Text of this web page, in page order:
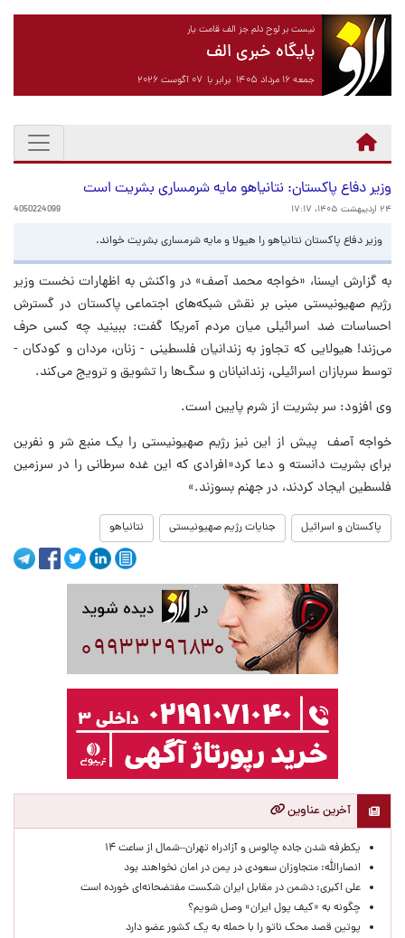
نیست بر لوح دلم جز الف قامت یار
پایگاه خبری الف
جمعه ۱۶ مرداد ۱۴۰۵ برابر با ۰۷ آگوست ۲۰۲۶
وزیر دفاع پاکستان: نتانیاهو مایه شرمساری بشریت است
۲۴ اردیبهشت ۱۴۰۵، ۱۷:۱۷ 4050224099
وزیر دفاع پاکستان نتانیاهو را هیولا و مایه شرمساری بشریت خواند.
به گزارش ایسنا، «خواجه محمد آصف» در واکنش به اظهارات نخست وزیر
رژیم صهیونیستی مبنی بر نقش شبکه‌های اجتماعی پاکستان در گسترش
احساسات ضد اسرائیلی میان مردم آمریکا گفت: ببینید چه کسی حرف
می‌زند! هیولایی که تجاوز به زندانیان فلسطینی - زنان، مردان و کودکان -
توسط سربازان اسرائیلی، زندانبانان و سگ‌ها را تشویق و ترویج می‌کند.
وی افزود: سر بشریت از شرم پایین است.
خواجه آصف پیش از این نیز رژیم صهیونیستی را یک منبع شر و نفرین
برای بشریت دانسته و دعا کرد«افرادی که این غده سرطانی را در سرزمین
فلسطین ایجاد کردند، در جهنم بسوزند.»
پاکستان و اسرائیل جنایات رژیم صهیونیستی نتانیاهو
آخرین عناوین
یکطرفه شدن جاده چالوس و آزادراه تهران–شمال از ساعت ۱۴
انصارالله: متجاوزان سعودی در یمن در امان نخواهند بود
علی اکبری: دشمن در مقابل ایران شکست مفتضحانه‌ای خورده است
چگونه به «کیف پول ایران» وصل شویم؟
پوتین قصد محک ناتو را با حمله به یک کشور عضو دارد